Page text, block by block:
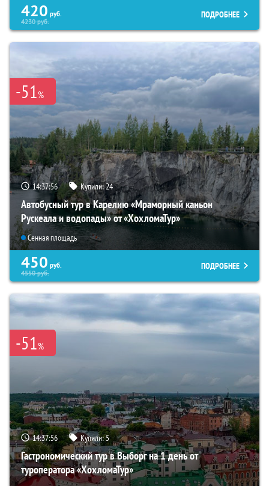
420 руб.
4230руб.
ПОДРОБНЕЕ
-51%
14:37:53 Купили:24
Автобусный тур в Карелию «Мраморный каньон
Рускеала и водопады» от «ХохломаТур»
Сенная площадь
450 руб.
4550руб.
ПОДРОБНЕЕ
-51%
14:37:53 Купили:5
Гастрономический тур в Выборг на 1 день от
туроператора «ХохломаТур»